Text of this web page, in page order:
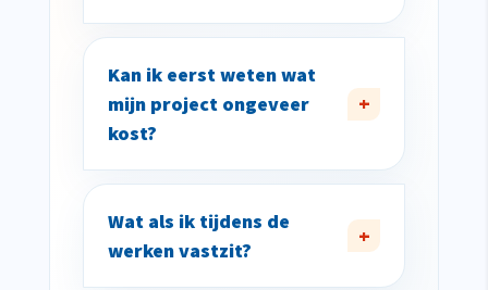
Kan ik eerst weten wat
mijn project ongeveer
kost?
Wat als ik tijdens de
werken vastzit?